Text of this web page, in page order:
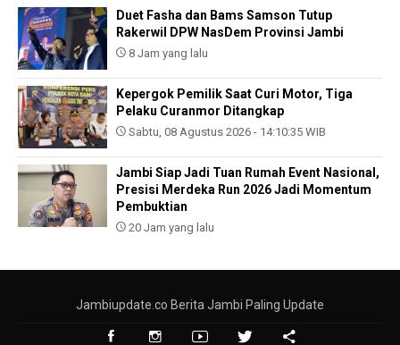
Duet Fasha dan Bams Samson Tutup
Rakerwil DPW NasDem Provinsi Jambi
8 Jam yang lalu
Kepergok Pemilik Saat Curi Motor, Tiga
Pelaku Curanmor Ditangkap
Sabtu, 08 Agustus 2026 - 14:10:35 WIB
Jambi Siap Jadi Tuan Rumah Event Nasional,
Presisi Merdeka Run 2026 Jadi Momentum
Pembuktian
20 Jam yang lalu
Jambiupdate.co Berita Jambi Paling Update